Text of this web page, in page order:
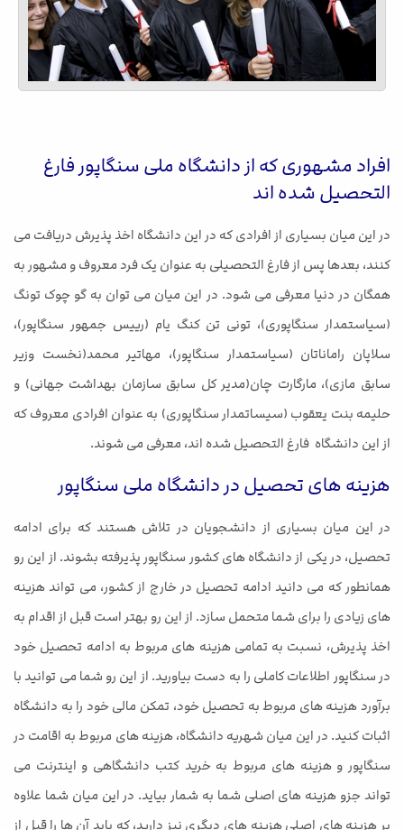
افراد مشهوری که از دانشگاه ملی سنگاپور فارغ
التحصیل شده اند
در این میان بسیاری از افرادی که در این دانشگاه اخذ پذیرش دریافت می
کنند، بعدها پس از فارغ التحصیلی به عنوان یک فرد معروف و مشهور به
همگان در دنیا معرفی می شود. در این میان می توان به گو چوک تونگ
(سیاستمدار سنگاپوری)، تونی تن کنگ یام (رییس جمهور سنگاپور)،
سلاپان راماناتان (سیاستمدار سنگاپور)، مهاتیر محمد(نخست وزیر
سابق مازی)، مارگارت چان(مدیر کل سابق سازمان بهداشت جهانی) و
حلیمه بنت یعقوب (سیساتمدار سنگاپوری) به عنوان افرادی معروف که
از این دانشگاه فارغ التحصیل شده اند، معرفی می شوند.
هزینه های تحصیل در دانشگاه ملی سنگاپور
در این میان بسیاری از دانشجویان در تلاش هستند که برای ادامه
تحصیل، در یکی از دانشگاه های کشور سنگاپور پذیرفته بشوند. از این رو
همانطور که می دانید ادامه تحصیل در خارج از کشور، می تواند هزینه
های زیادی را برای شما متحمل سازد. از این رو بهتر است قبل از اقدام به
اخذ پذیرش، نسبت به تمامی هزینه های مربوط به ادامه تحصیل خود
در سنگاپور اطلاعات کاملی را به دست بیاورید. از این رو شما می توانید با
برآورد هزینه های مربوط به تحصیل خود، تمکن مالی خود را به دانشگاه
اثبات کنید. در این میان شهریه دانشگاه، هزینه های مربوط به اقامت در
سنگاپور و هزینه های مربوط به خرید کتب دانشگاهی و اینترنت می
تواند جزو هزینه های اصلی شما به شمار بیاید. در این میان شما علاوه
بر هزینه های اصلی هزینه های دیگری نیز دارید، که باید آن ها را قبل از